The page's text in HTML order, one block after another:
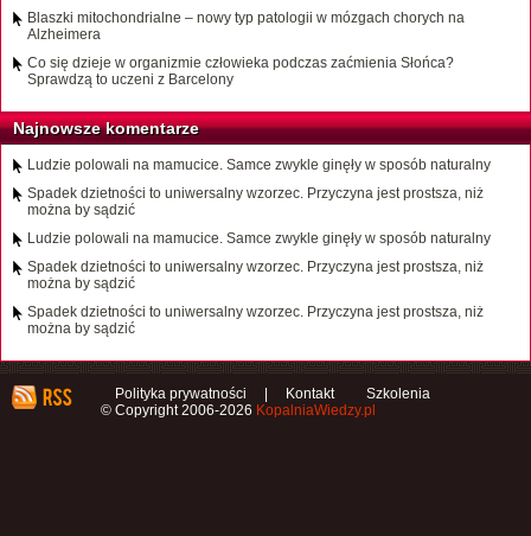
Blaszki mitochondrialne – nowy typ patologii w mózgach chorych na
Alzheimera
Co się dzieje w organizmie człowieka podczas zaćmienia Słońca?
Sprawdzą to uczeni z Barcelony
Najnowsze komentarze
Ludzie polowali na mamucice. Samce zwykle ginęły w sposób naturalny
Spadek dzietności to uniwersalny wzorzec. Przyczyna jest prostsza, niż
można by sądzić
Ludzie polowali na mamucice. Samce zwykle ginęły w sposób naturalny
Spadek dzietności to uniwersalny wzorzec. Przyczyna jest prostsza, niż
można by sądzić
Spadek dzietności to uniwersalny wzorzec. Przyczyna jest prostsza, niż
można by sądzić
Polityka prywatności Kontakt
Szkolenia
© Copyright 2006-2026 KopalniaWiedzy.pl